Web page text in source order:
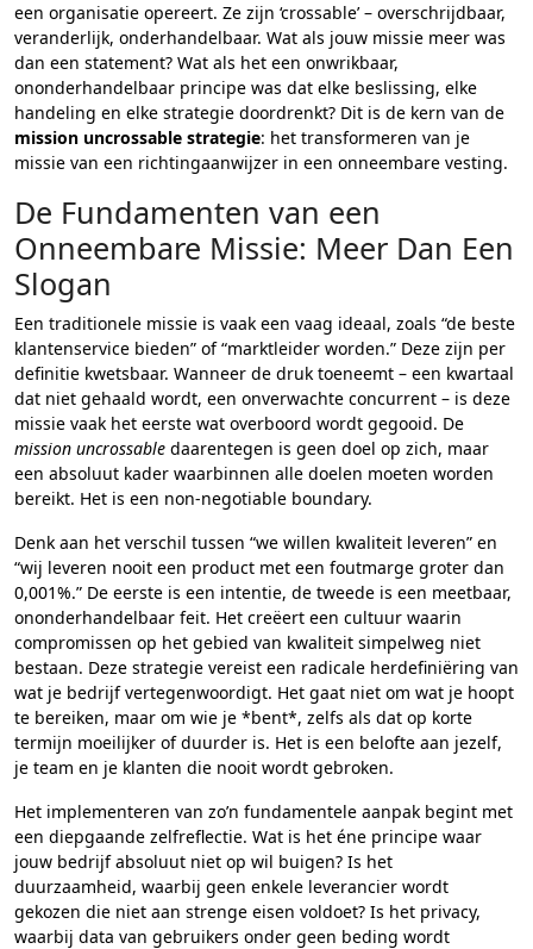
een organisatie opereert. Ze zijn ‘crossable’ – overschrijdbaar,
veranderlijk, onderhandelbaar. Wat als jouw missie meer was
dan een statement? Wat als het een onwrikbaar,
ononderhandelbaar principe was dat elke beslissing, elke
handeling en elke strategie doordrenkt? Dit is de kern van de
mission uncrossable strategie: het transformeren van je
missie van een richtingaanwijzer in een onneembare vesting.
De Fundamenten van een
Onneembare Missie: Meer Dan Een
Slogan
Een traditionele missie is vaak een vaag ideaal, zoals “de beste
klantenservice bieden” of “marktleider worden.” Deze zijn per
definitie kwetsbaar. Wanneer de druk toeneemt – een kwartaal
dat niet gehaald wordt, een onverwachte concurrent – is deze
missie vaak het eerste wat overboord wordt gegooid. De
mission uncrossable daarentegen is geen doel op zich, maar
een absoluut kader waarbinnen alle doelen moeten worden
bereikt. Het is een non-negotiable boundary.
Denk aan het verschil tussen “we willen kwaliteit leveren” en
“wij leveren nooit een product met een foutmarge groter dan
0,001%.” De eerste is een intentie, de tweede is een meetbaar,
ononderhandelbaar feit. Het creëert een cultuur waarin
compromissen op het gebied van kwaliteit simpelweg niet
bestaan. Deze strategie vereist een radicale herdefiniëring van
wat je bedrijf vertegenwoordigt. Het gaat niet om wat je hoopt
te bereiken, maar om wie je *bent*, zelfs als dat op korte
termijn moeilijker of duurder is. Het is een belofte aan jezelf,
je team en je klanten die nooit wordt gebroken.
Het implementeren van zo’n fundamentele aanpak begint met
een diepgaande zelfreflectie. Wat is het éne principe waar
jouw bedrijf absoluut niet op wil buigen? Is het
duurzaamheid, waarbij geen enkele leverancier wordt
gekozen die niet aan strenge eisen voldoet? Is het privacy,
waarbij data van gebruikers onder geen beding wordt